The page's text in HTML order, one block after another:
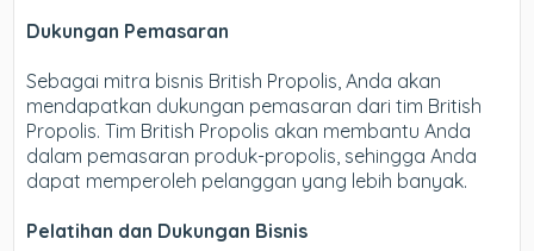
Dukungan Pemasaran
Sebagai mitra bisnis British Propolis, Anda akan
mendapatkan dukungan pemasaran dari tim British
Propolis. Tim British Propolis akan membantu Anda
dalam pemasaran produk-propolis, sehingga Anda
dapat memperoleh pelanggan yang lebih banyak.
Pelatihan dan Dukungan Bisnis